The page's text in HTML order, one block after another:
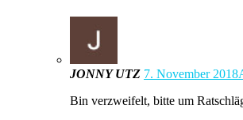
JONNY UTZ 7. November 2018
Bin verzweifelt, bitte um